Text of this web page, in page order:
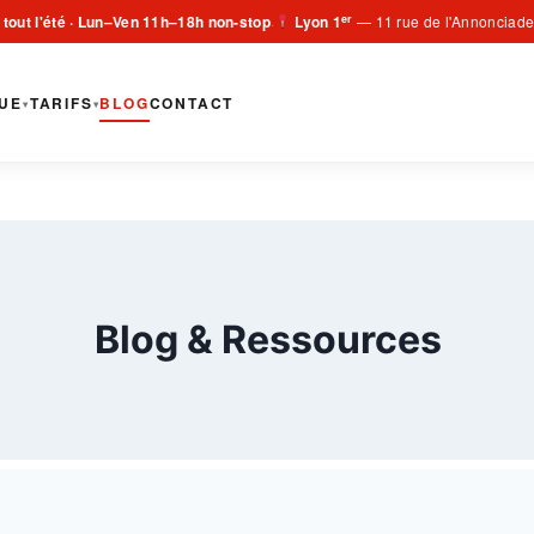
l'été · Lun–Ven 11h–18h non-stop· Lyon 1er — 11 rue de l'Annonciade
▾TARIFS▾BLOGCONTACT
Blog & Ressources